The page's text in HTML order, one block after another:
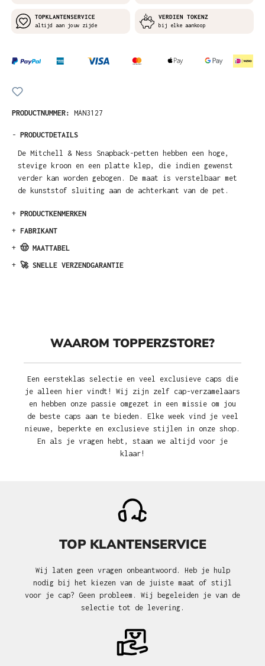
TOPKLANTENSERVICE
altijd aan jouw zijde
VERDIEN TOKENZ
bij elke aankoop
PRODUCTNUMMER: MAN3127
- PRODUCTDETAILS
De Mitchell & Ness Snapback-petten hebben een hoge,
stevige kroon en een platte klep, die indien gewenst
verder kan worden gebogen. De maat is verstelbaar met
de kunststof sluiting aan de achterkant van de pet.
+ PRODUCTKENMERKEN
+ FABRIKANT
+ 🤠 MAATTABEL
+ 🚀 SNELLE VERZENDGARANTIE
WAAROM TOPPERZSTORE?
Een eersteklas selectie en veel exclusieve caps die
je alleen hier vindt! Wij zijn zelf cap-verzamelaars
en hebben onze passie omgezet in een missie om jou
de beste caps aan te bieden. Elke week vind je veel
nieuwe, beperkte en exclusieve stijlen in onze shop.
En als je vragen hebt, staan we altijd voor je
klaar!
TOP KLANTENSERVICE
Wij laten geen vragen onbeantwoord. Heb je hulp
nodig bij het kiezen van de juiste maat of stijl
voor je cap? Geen probleem. Wij begeleiden je van de
selectie tot de levering.